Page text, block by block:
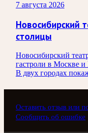
7 августа 2026
Новосибирский
столицы
Новосибирский
гастроли в Москве и
В двух городах
Оставить отзыв или
Сообщить об ошибке